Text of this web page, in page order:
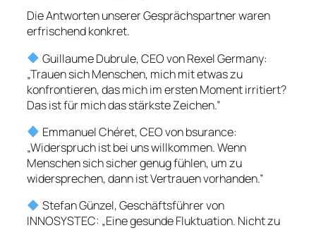
Die Antworten unserer Gesprächspartner waren
erfrischend konkret.
Guillaume Dubrule, CEO von Rexel Germany:
„Trauen sich Menschen, mich mit etwas zu
konfrontieren, das mich im ersten Moment irritiert?
Das ist für mich das stärkste Zeichen.”
Emmanuel Chéret, CEO von bsurance:
„Widerspruch ist bei uns willkommen. Wenn
Menschen sich sicher genug fühlen, um zu
widersprechen, dann ist Vertrauen vorhanden.”
Stefan Günzel, Geschäftsführer von
INNOSYSTEC: „Eine gesunde Fluktuation. Nicht zu